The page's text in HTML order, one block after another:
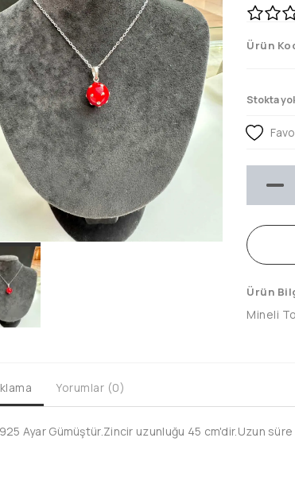
Ürün
Stokta
Ürün
Mineli
Yorumlar (0)
Ayar Gümüştür.Zincir uzunluğu 45 cm'dir.Uzun